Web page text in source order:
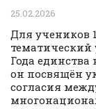
25.02.2026
Для учеников
тематический
Года единства
он посвящён
согласия